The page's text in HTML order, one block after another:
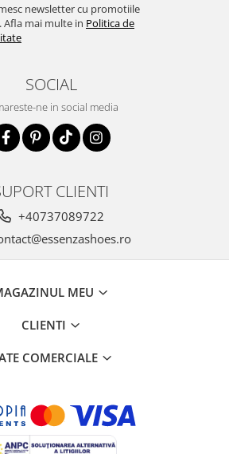
newsletter cu promotiile
Afla mai multe in Politica de
SOCIAL
ne in social media
CLIENTI
+40737089722
MEU
CLIENTI
COMERCIALE